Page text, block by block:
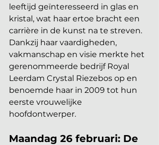
leeftijd geïnteresseerd in glas en
kristal, wat haar ertoe bracht een
carrière in de kunst na te streven.
Dankzij haar vaardigheden,
vakmanschap en visie merkte het
gerenommeerde bedrijf Royal
Leerdam Crystal Riezebos op en
benoemde haar in 2009 tot hun
eerste vrouwelijke
hoofdontwerper.
Maandag 26 februari: De